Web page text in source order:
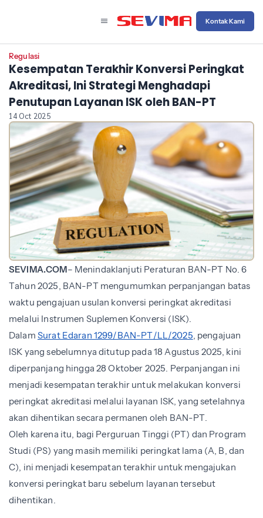
Kontak Kami
Regulasi
Kesempatan Terakhir Konversi Peringkat
Akreditasi, Ini Strategi Menghadapi
Penutupan Layanan ISK oleh BAN-PT
14 Oct 2025
SEVIMA.COM– Menindaklanjuti Peraturan BAN-PT No. 6
Tahun 2025, BAN-PT mengumumkan perpanjangan batas
waktu pengajuan usulan konversi peringkat akreditasi
melalui Instrumen Suplemen Konversi (ISK).
Dalam Surat Edaran 1299/BAN-PT/LL/2025 , pengajuan
ISK yang sebelumnya ditutup pada 18 Agustus 2025, kini
diperpanjang hingga 28 Oktober 2025. Perpanjangan ini
menjadi kesempatan terakhir untuk melakukan konversi
peringkat akreditasi melalui layanan ISK, yang setelahnya
akan dihentikan secara permanen oleh BAN-PT.
Oleh karena itu, bagi Perguruan Tinggi (PT) dan Program
Studi (PS) yang masih memiliki peringkat lama (A, B, dan
C), ini menjadi kesempatan terakhir untuk mengajukan
konversi peringkat baru sebelum layanan tersebut
dihentikan.